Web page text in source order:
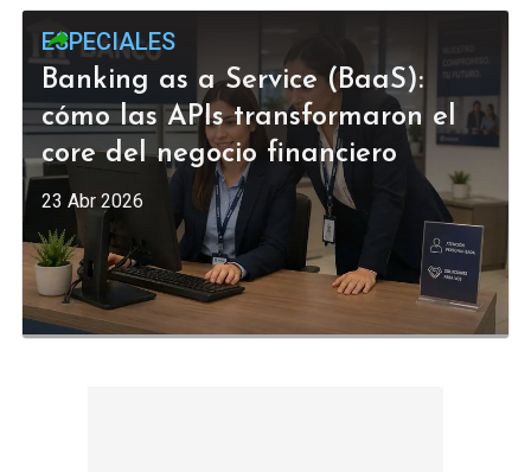
ESPECIALES
Banking as a Service (BaaS):
cómo las APIs transformaron el
core del negocio financiero
23 Abr 2026